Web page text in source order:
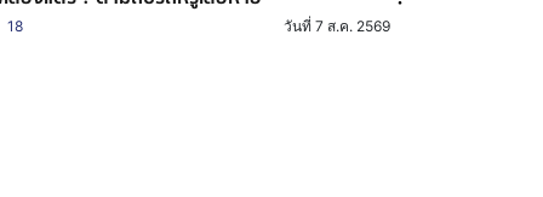
18 วันที่ 7 ส.ค. 2569